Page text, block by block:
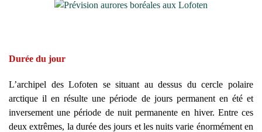
Durée du jour
L’archipel des Lofoten se situant au dessus du cercle polaire
arctique il en résulte une période de jours permanent en été et
inversement une période de nuit permanente en hiver. Entre ces
deux extrêmes, la durée des jours et les nuits varie énormément en